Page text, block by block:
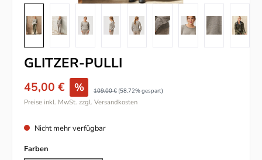
GLITZER-PULLI
45,00 € % 109,00 € (58.72% gespart)
Preise inkl. MwSt. zzgl. Versandkosten
Nicht mehr verfügbar
Farbenauswählen